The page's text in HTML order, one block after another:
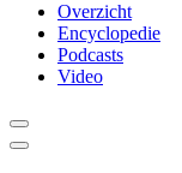
Overzicht
Encyclopedie
Podcasts
Video